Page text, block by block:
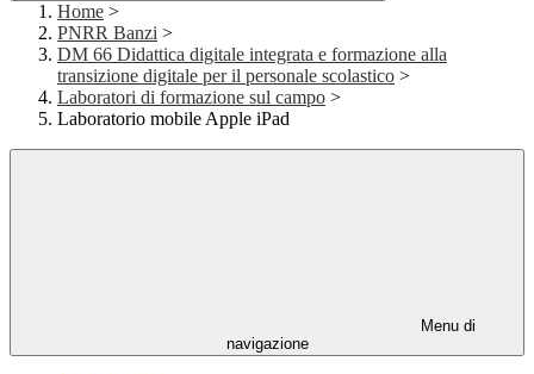
Home >
PNRR Banzi >
DM 66 Didattica digitale integrata e formazione alla
transizione digitale per il personale scolastico >
Laboratori di formazione sul campo >
Laboratorio mobile Apple iPad
Menu di
navigazione